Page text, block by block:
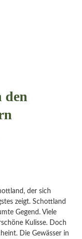
den
der sich
zeigt. Schottland
Gegend. Viele
Kulisse. Doch
Die Gewässer in